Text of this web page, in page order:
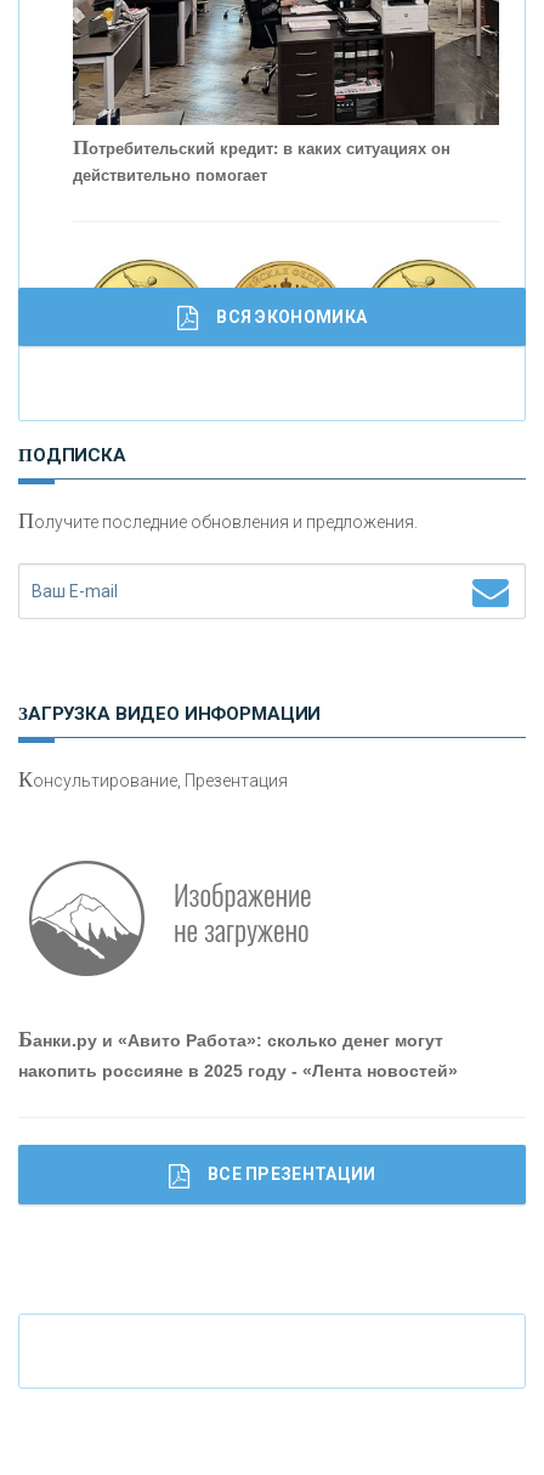
Скорость - один из главных трендов в
кредитовании бизнеса - «Интервью»
Работа мечты. Что банки делают для того, чтобы
привлечь и удержать персонал - «Интервью»
Потребительский кредит: в каких ситуациях он
действительно помогает
И
сохранения и увеличения капитала
Что будет с наличными деньгами при цифровом
ВСЯ ЭКОНОМИКА
ПОДПИСКА
Получите последние обновления и предложения.
ЗАГРУЗКА ВИДЕО ИНФОРМАЦИИ
Консультирование, Презентация
Банки.ру и «Авито Работа»: сколько денег могут
накопить россияне в 2025 году - «Лента новостей»
ВСЕ ПРЕЗЕНТАЦИИ